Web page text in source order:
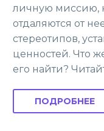
личную миссию,
отдаляются от
стереотипов,
ценностей. Что
его найти?
ПОДРОБНЕЕ